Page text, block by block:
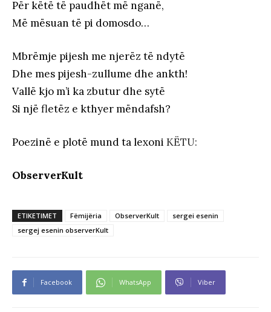
Për këtë të paudhët më nganë,
Më mësuan të pi domosdo…
Mbrëmje pijesh me njerëz të ndytë
Dhe mes pijesh-zullume dhe ankth!
Vallë kjo m’i ka zbutur dhe sytë
Si një fletëz e kthyer mëndafsh?
Poezinë e plotë mund ta lexoni KËTU:
ObserverKult
ETIKETIMET Fëmijëria ObserverKult
sergei esenin
sergej esenin observerKult
Facebook WhatsApp Viber